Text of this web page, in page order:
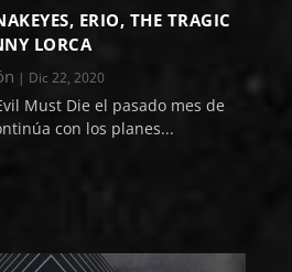
ERIO, THE TRAGIC
LORCA
| Dic 22, 2020
Must Die el pasado mes de
con los planes...